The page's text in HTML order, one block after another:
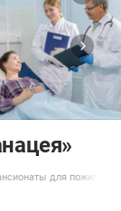
для пожилых